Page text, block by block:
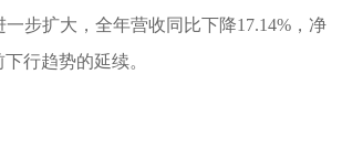
步扩大，全年营收同比下降17.14%，净
行趋势的延续。